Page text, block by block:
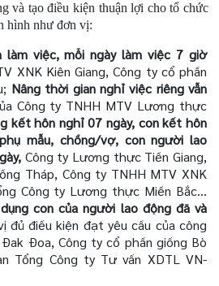
và tạo điều kiện thuận lợi cho tổ chức
hình như đơn vị:
làm việc, mỗi ngày làm việc 7 giờ
XNK Kiên Giang, Công ty cổ phần
Nâng thời gian nghỉ việc riêng vẫn
Công ty TNHH MTV Lương thực
kết hôn nghỉ 07 ngày, con kết hôn
mẫu, chồng/vợ, con người lao
Công ty Lương thực Tiền Giang,
Tháp, Công ty TNHH MTV XNK
Công ty Lương thực Miền Bắc…
con của người lao động đã và
điều kiện đạt yêu cầu của công
Đoa, Công ty cổ phần giống Bò
Tổng Công ty Tư vấn XDTL VN-